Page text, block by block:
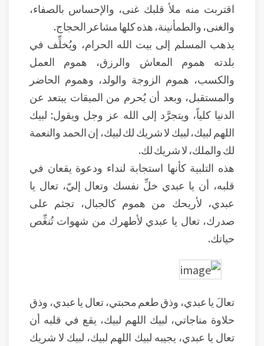
اقتربت منه ملأ قلبك غنى، والإحساس بالصفاء،
والغنى، والطمأنينة، هذه كلها مشاعر الحجاج.
يذهب المسلم إلى بيت الله الحرام، ويُخلِّف في
بلدته هموم المعاش والرزق، هموم العمل
والكسب، هموم الزوجة والولد، وهموم الحاضر
والمستقبل، وبعد أن يُحرم من الميقات يبتعد عن
الدنيا كلياً، ويتجرَّد إلى الله عز وجل ويقول: لبيك
اللهم لبيك، لبيك لا شريك لك لبيك، إن الحمد والنعمة
لك والملك، لا شريك لك.
هذه التلبية كأنها استجابة لنداء ودعوة يقعان في
قلبه، أن يا عبدي خلِّ نفسك وتعال إليّ، تعال يا
عبدي، لأريحك من هموم كالجبال، تجثم على
صدرك، تعال يا عبدي لأطهرك من شهوات تُنغِّص
حياتك.
تعالَ يا عبدي، وذق طعم محبتي، تعال يا عبدي، وذق
حلاوة مناجاتي، لبيك اللهم لبيك، يقع في قلبه أن
تعال يا عبدي، يجيبه لبيك اللهم لبيك، لبيك لا شريك